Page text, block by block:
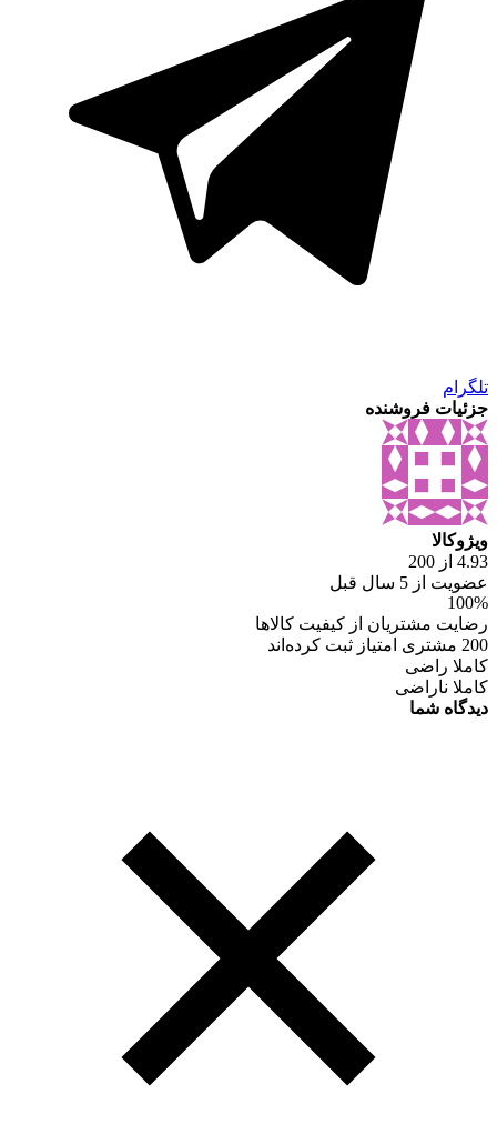
تلگرام
جزئیات فروشنده
ویژوکالا
4.93 از 200
عضویت از 5 سال قبل
100%
رضایت مشتریان از کیفیت کالاها
200 مشتری امتیاز ثبت کرده‌اند
کاملا راضی
کاملا ناراضی
دیدگاه شما